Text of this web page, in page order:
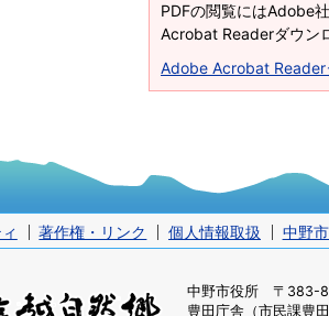
PDFの閲覧にはAdobe
Acrobat Readerダウン
Adobe Acrobat Reader
著作権・リンク 個人情報取扱 中野
中野市役所 〒383-
豊田庁舎（市民課豊田